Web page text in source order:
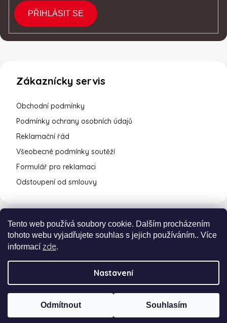
Tento web používá soubory cookie. Dalším procházením
tohoto webu vyjadřujete souhlas s jejich používáním.. Více
informací zde.
Nastavení
Odmítnout Souhlasím
PŘIHLÁSIT SE
Zákaznícky servis
Obchodní podmínky
Podmínky ochrany osobních údajů
Reklamační řád
Všeobecné podmínky soutěží
Formulář pro reklamaci
Odstoupení od smlouvy
Vytvořil Shoptet Premium a
Adatelier
Copyright 2026
. Všechna práva
vyhrazena.Upravit nastavení cookies